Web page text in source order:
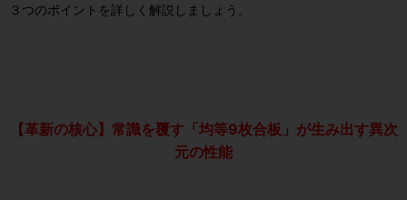
３つのポイントを詳しく解説しましょう。
【革新の核心】常識を覆す「均等9枚合板」が生み出す異次
元の性能